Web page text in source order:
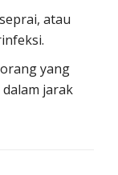
atau
orang yang
jarak